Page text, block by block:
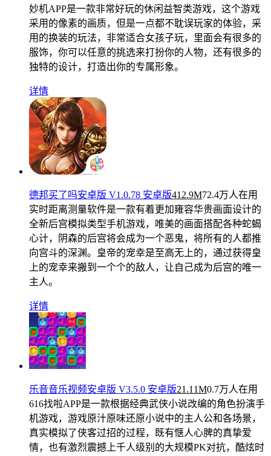
妙机APP是一款非常好玩的休闲益智类游戏，这个游戏
采用的像素的画质，但是一点都不耽误玩家的体验，采
用的换装的玩法，非常适合女孩子玩，里面会有很多的
服饰，你可以任意的挑选来打扮你的人物，还有很多的
独特的设计，打造出你的专属形象。
详情
德邦买了吗安卓版 V1.0.78 安卓版412.9M72.4万人在用
实时距离测量软件是一款有着更加雍容华贵画面设计的
全新后宫模拟类型手机游戏，唯美的画面搭配各种蛇蝎
心计，阴森的后宫将会成为一个恶鬼，将所有的人都推
向宫斗的深渊。皇帝的宠幸是至高无上的，通过获得皇
上的宠幸来搬到一个个的敌人，让自己成为后宫的唯一
主人。
详情
乐音音乐视频安卓版 V3.5.0 安卓版21.11M0.7万人在用
616找啦APP是一款根据经典武侠小说改编的角色扮演手
机游戏，游戏原汁原味还原小说中的主人公和各场景，
真实模拟了侠客过招的过程，既有惬人心脾的真挚爱
情，也有激烈震撼上千人级别的大规模PK对抗，酷炫时